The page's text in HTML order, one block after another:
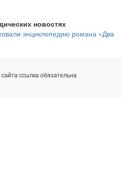
новостях
энциклопедию романа «Два
ссылка обязательна